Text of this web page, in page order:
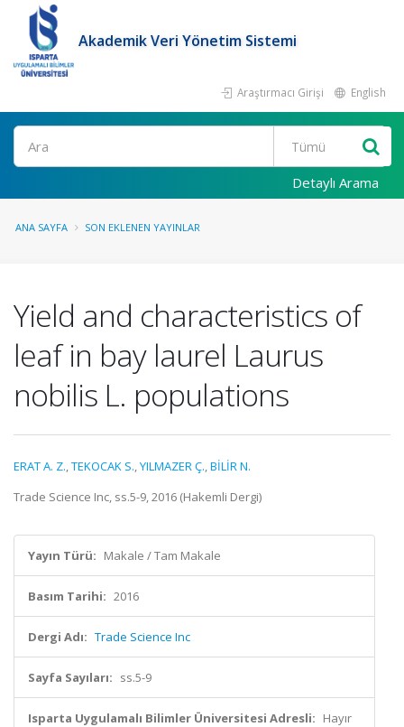
Akademik Veri Yönetim Sistemi
Araştırmacı Girişi English
Ara
Detaylı Arama
ANA SAYFA SON EKLENEN YAYINLAR
Yield and characteristics of
leaf in bay laurel Laurus
nobilis L. populations
ERAT A. Z.,TEKOCAK S.,YILMAZER Ç.,BİLİR N.
Trade Science Inc, ss.5-9, 2016 (Hakemli Dergi)
Yayın Türü: Makale / Tam Makale
Basım Tarihi: 2016
Dergi Adı: Trade Science Inc
Sayfa Sayıları: ss.5-9
Isparta Uygulamalı Bilimler Üniversitesi Adresli: Hayır